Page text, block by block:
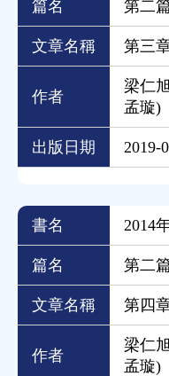
篇名 第二
文章名稱 第三
作者
梁仁
孟璇)
出版日期 2019-
書名 2014
篇名 第二
文章名稱 第四
作者
梁仁
孟璇)